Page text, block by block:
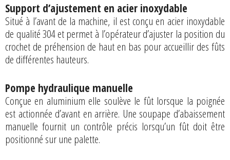
Support d’ajustement en acier inoxydable
Situé à l’avant de la machine, il est conçu en acier inoxydable
de qualité 304 et permet à l’opérateur d’ajuster la position du
crochet de préhension de haut en bas pour accueillir des fûts
de différentes hauteurs.
Pompe hydraulique manuelle
Conçue en aluminium elle soulève le fût lorsque la poignée
est actionnée d’avant en arrière. Une soupape d’abaissement
manuelle fournit un contrôle précis lorsqu’un fût doit être
positionné sur une palette.